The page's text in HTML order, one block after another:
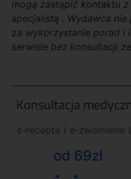
mogą zastąpić kontaktu
specjalistą . Wydawca
za wykorzystanie porad i
serwisie bez konsultacji
Konsultacja
Analiza